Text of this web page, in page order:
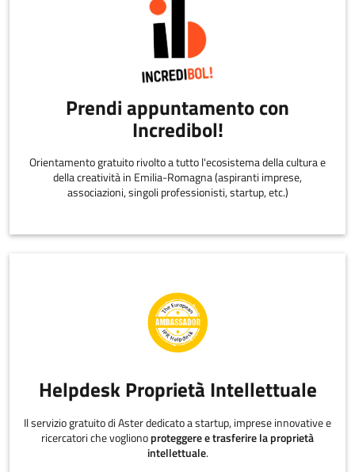
Prendi appuntamento con
Incredibol!
Orientamento gratuito rivolto a tutto l'ecosistema della cultura e
della creatività in Emilia-Romagna (aspiranti imprese,
associazioni, singoli professionisti, startup, etc.)
Helpdesk Proprietà Intellettuale
Il servizio gratuito di Aster dedicato a startup, imprese innovative e
ricercatori che voglionoproteggere e trasferire la proprietà
intellettuale.